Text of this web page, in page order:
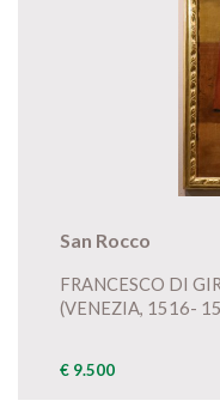
San Rocco
FRANCESCO DI
(VENEZIA, 1516-
€ 9.500